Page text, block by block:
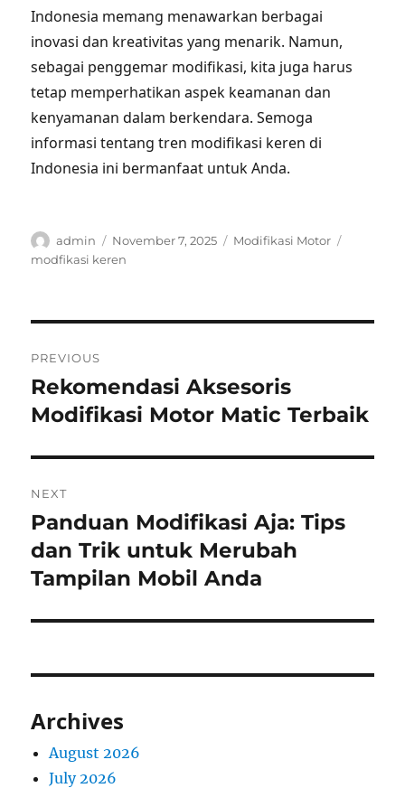
Indonesia memang menawarkan berbagai
inovasi dan kreativitas yang menarik. Namun,
sebagai penggemar modifikasi, kita juga harus
tetap memperhatikan aspek keamanan dan
kenyamanan dalam berkendara. Semoga
informasi tentang tren modifikasi keren di
Indonesia ini bermanfaat untuk Anda.
Author
admin
Posted
on
November 7, 2025 Categories
Modifikasi Motor
modfikasi keren
navigation
PREVIOUS
Previous
post:
Rekomendasi Aksesoris
Modifikasi Motor Matic Terbaik
NEXT
Next
post:
Panduan Modifikasi Aja: Tips
dan Trik untuk Merubah
Tampilan Mobil Anda
Archives
August 2026
July 2026